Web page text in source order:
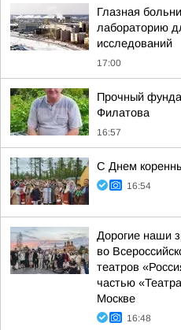
Глазная
лабораторию
исследований
17:00
Прочный
Филатова
16:57
С Днем
16:54
Дорогие наши
во
театров
частью
Москве
16:48